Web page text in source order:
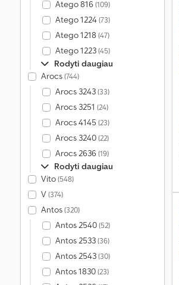
Atego 816(109)
Atego 1224(73)
Atego 1218 (47)
Atego 1223(45)
Rodyti daugiau
Arocs(744)
Arocs 3243(33)
Arocs 3251 (24)
Arocs 4145 (23)
Arocs 3240(22)
Arocs 2636(19)
Rodyti daugiau
Vito(548)
V(374)
Antos(320)
Antos 2540(52)
Antos 2533(36)
Antos 2543(30)
Antos 1830(23)